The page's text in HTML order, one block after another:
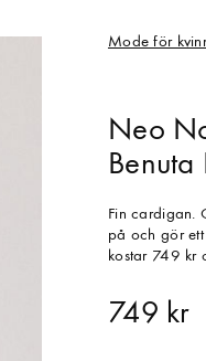
Mode för
Neo
Benuta
Fin cardigan.
på och gör
kostar 749 kr
749 kr